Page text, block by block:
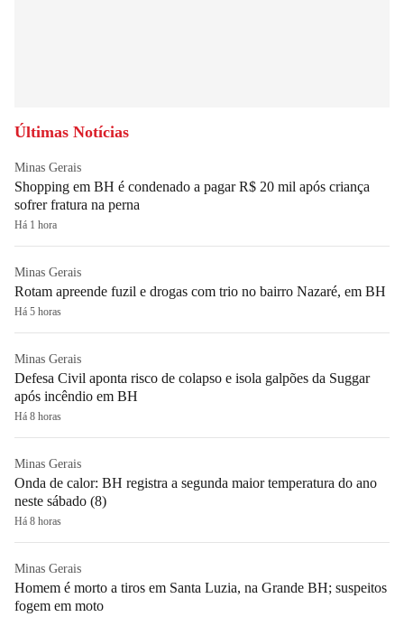
Últimas Notícias
Minas Gerais
Shopping em BH é condenado a pagar R$ 20 mil após criança
sofrer fratura na perna
Há 1 hora
Minas Gerais
Rotam apreende fuzil e drogas com trio no bairro Nazaré, em BH
Há 5 horas
Minas Gerais
Defesa Civil aponta risco de colapso e isola galpões da Suggar
após incêndio em BH
Há 8 horas
Minas Gerais
Onda de calor: BH registra a segunda maior temperatura do ano
neste sábado (8)
Há 8 horas
Minas Gerais
Homem é morto a tiros em Santa Luzia, na Grande BH; suspeitos
fogem em moto